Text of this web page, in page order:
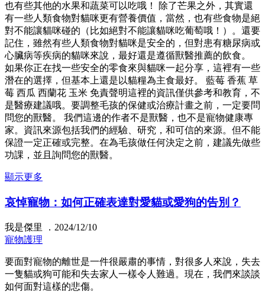
也有些其他的水果和蔬菜可以吃哦！ 除了芒果之外，其實還
有一些人類食物對貓咪更有營養價值，當然，也有些食物是絕
對不能讓貓咪碰的（比如絕對不能讓貓咪吃葡萄哦！）。還要
記住，雖然有些人類食物對貓咪是安全的，但對患有糖尿病或
心臟病等疾病的貓咪來說，最好還是遵循獸醫推薦的飲食。
如果你正在找一些安全的零食來與貓咪一起分享，這裡有一些
潛在的選擇，但基本上還是以貓糧為主食最好。 藍莓 香蕉 草
莓 西瓜 西蘭花 玉米 免責聲明這裡的資訊僅供參考和教育，不
是醫療建議哦。要調整毛孩的保健或治療計畫之前，一定要問
問您的獸醫。 我們這邊的作者不是獸醫，也不是寵物健康專
家。資訊來源包括我們的經驗、研究，和可信的來源。但不能
保證一定正確或完整。在為毛孩做任何決定之前，建議先做些
功課，並且詢問您的獸醫。
顯示更多
哀悼寵物：如何正確表達對愛貓或愛狗的告別？
我是傑里 ．2024/12/10
寵物護理
要面對寵物的離世是一件很嚴肅的事情，對很多人來說，失去
一隻貓或狗可能和失去家人一樣令人難過。現在，我們來談談
如何面對這樣的悲傷。